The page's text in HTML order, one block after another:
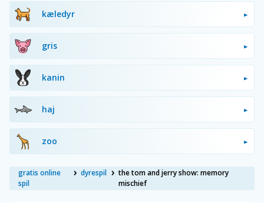
kæledyr
gris
kanin
haj
zoo
gratis online
spil
dyrespil
the tom and jerry show: memory
mischief